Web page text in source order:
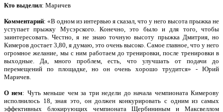
Кто выделил: Маричев
Комментарий: «В одном из интервью я сказал, что у него высота прыжка не
уступает прыжку Мусэрского. Конечно, это было и для того, чтобы
заинтересовать. Честно, я не знаю точную высоту прыжка Дмитрия, но
Кимеров достает 3,80, я думаю, это очень высоко. Самое главное, что у него
огромное желание, мы с ним работаем до тренировки, после тренировки в
выходные. Да, много проблем, есть, что улучшать от подачи до
перемещений по площадке, но он очень хорошо трудится» ‑ Юрий
Маричев.
О нем: Чуть меньше чем за три недели до начала чемпионата Кимерову
исполнилось 18, зная это, он должен конкурировать с одним из самых
эффективных блокирующих чемпионата Щербининым и Максвеллом